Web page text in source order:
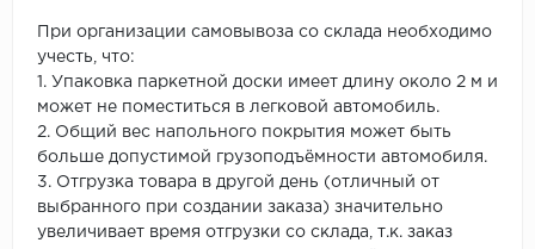
При организации самовывоза со склада необходимо
учесть, что:
1. Упаковка паркетной доски имеет длину около 2 м и
может не поместиться в легковой автомобиль.
2. Общий вес напольного покрытия может быть
больше допустимой грузоподъёмности автомобиля.
3. Отгрузка товара в другой день (отличный от
выбранного при создании заказа) значительно
увеличивает время отгрузки со склада, т.к. заказ